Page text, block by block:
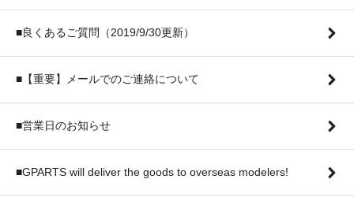
■良くあるご質問（2019/9/30更新）
■【重要】メールでのご連絡について
■営業日のお知らせ
■GPARTS will deliver the goods to overseas modelers!